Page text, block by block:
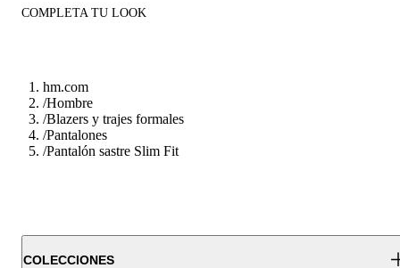
COMPLETA TU LOOK
hm.com
/Hombre
/Blazers y trajes formales
/Pantalones
/Pantalón sastre Slim Fit
COLECCIONES